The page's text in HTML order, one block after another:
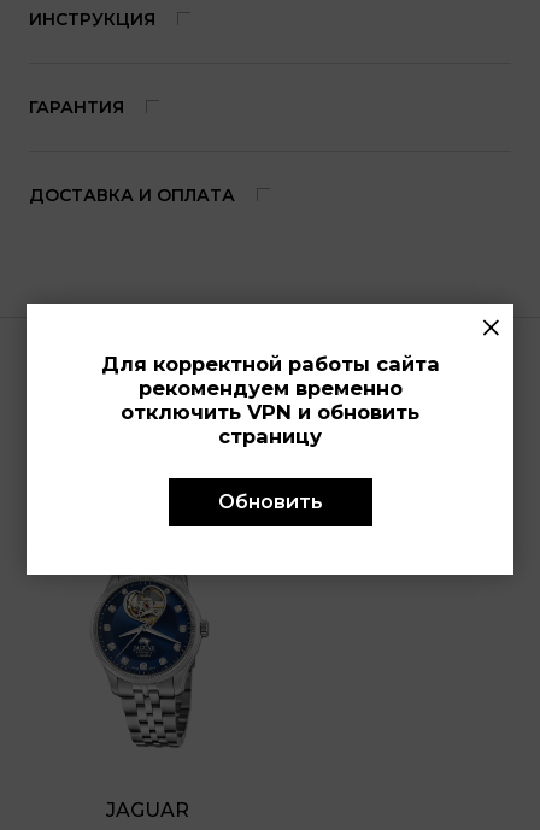
ИНСТРУКЦИЯ
ГАРАНТИЯ
ДОСТАВКА И ОПЛАТА
Просмотренные модели
JAGUAR
×
Для корректной работы сайта
рекомендуем временно
отключить VPN и обновить
страницу
Обновить